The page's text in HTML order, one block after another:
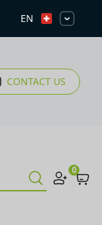
EN
CONTACT US
0